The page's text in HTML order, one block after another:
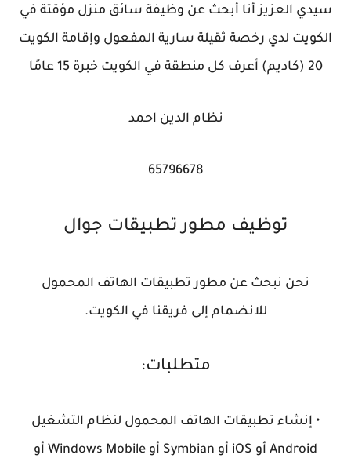
سيدي العزيز أنا أبحث عن وظيفة سائق منزل مؤقتة في
الكويت لدي رخصة ثقيلة سارية المفعول وإقامة الكويت
20 (كاديم) أعرف كل منطقة في الكويت خبرة 15 عامًا
نظام الدين احمد
65796678
توظيف مطور تطبيقات جوال
نحن نبحث عن مطور تطبيقات الهاتف المحمول
للانضمام إلى فريقنا في الكويت.
متطلبات:
• إنشاء تطبيقات الهاتف المحمول لنظام التشغيل
Android أو iOS أو Symbian أو Windows Mobile أو